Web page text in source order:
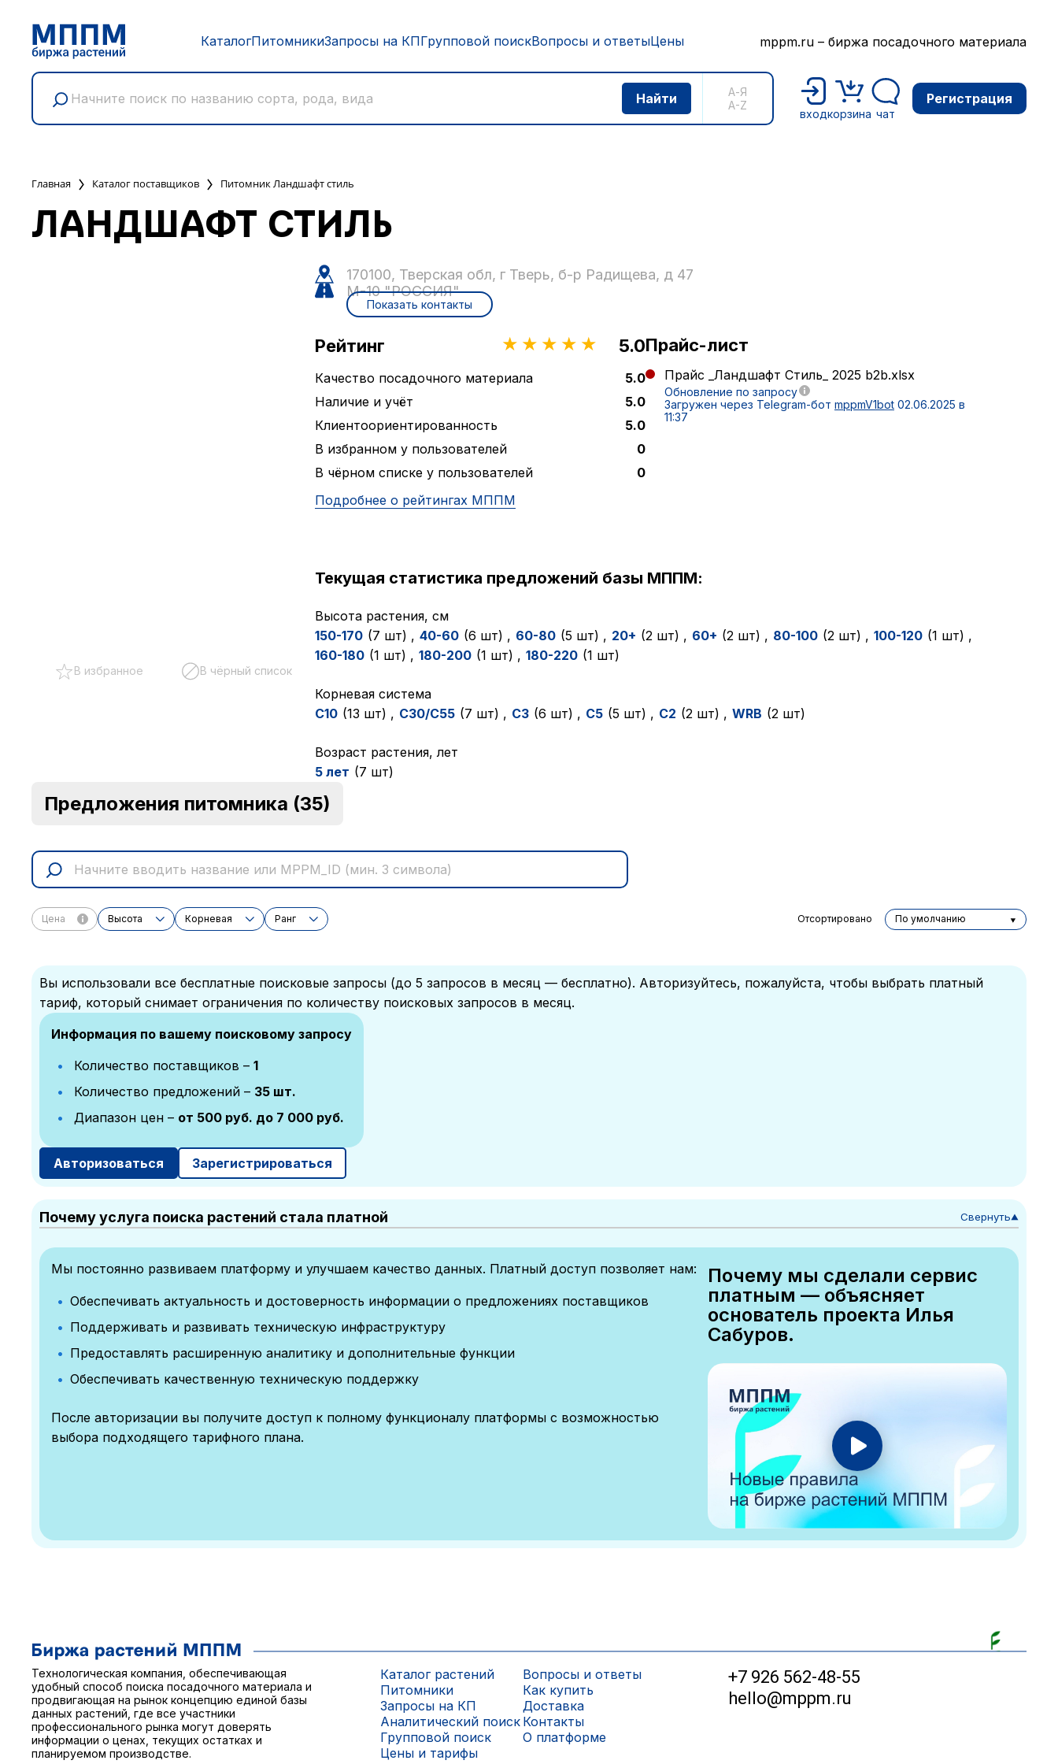
КаталогПитомникиЗапросы на КПГрупповой поискВопросы и ответыЦены mppm.ru – биржа посадочного материала
А-Я
A-Z
входкорзина чат
Регистрация
Главная Каталог поставщиков Питомник Ландшафт стиль
ЛАНДШАФТ СТИЛЬ
В избранное В чёрный список
170100, Тверская обл, г Тверь, б-р Радищева, д 47
М-10 "РОССИЯ"
Показать контакты
Рейтинг 5.0
Качество посадочного материала
5.0
Наличие и учёт
5.0
Клиентоориентированность
5.0
В избранном у пользователей
0
В чёрном списке у пользователей
0
Подробнее о рейтингах МППМ
Прайс-лист
Прайс _Ландшафт Стиль_ 2025 b2b.xlsx
Обновление по запросу
Загружен через Telegram-бот mppmV1bot 02.06.2025 в
11:37
Текущая статистика предложений базы МППМ:
Высота растения, см
150-170 (7 шт) , 40-60 (6 шт) , 60-80 (5 шт) , 20+ (2 шт) , 60+ (2 шт) , 80-100 (2 шт) , 100-120 (1 шт) ,
160-180 (1 шт) , 180-200 (1 шт) , 180-220 (1 шт)
Корневая система
C10 (13 шт) , C30/C55 (7 шт) , C3 (6 шт) , C5 (5 шт) , C2 (2 шт) , WRB (2 шт)
Возраст растения, лет
5 лет (7 шт)
Предложения питомника (35)
Цена Высота Корневая Ранг Отсортировано По умолчанию
Вы использовали все бесплатные поисковые запросы (до 5 запросов в месяц — бесплатно). Авторизуйтесь, пожалуйста, чтобы выбрать платный
тариф, который снимает ограничения по количеству поисковых запросов в месяц.
Информация по вашему поисковому запросу
Количество поставщиков – 1
Количество предложений – 35 шт.
Диапазон цен – от 500 руб. до 7 000 руб.
Авторизоваться Зарегистрироваться
Почему услуга поиска растений стала платной Свернуть▼
Мы постоянно развиваем платформу и улучшаем качество данных. Платный доступ позволяет нам:
Обеспечивать актуальность и достоверность информации о предложениях поставщиков
Поддерживать и развивать техническую инфраструктуру
Предоставлять расширенную аналитику и дополнительные функции
Обеспечивать качественную техническую поддержку
После авторизации вы получите доступ к полному функционалу платформы с возможностью
выбора подходящего тарифного плана.
Почему мы сделали сервис
платным — объясняет
основатель проекта Илья
Сабуров.
Технологическая компания, обеспечивающая
удобный способ поиска посадочного материала и
продвигающая на рынок концепцию единой базы
данных растений, где все участники
профессионального рынка могут доверять
информации о ценах, текущих остатках и
планируемом производстве.
Каталог растений
Питомники
Запросы на КП
Аналитический поиск
Групповой поиск
Цены и тарифы
Вопросы и ответы
Как купить
Доставка
Контакты
О платформе
+7 926 562-48-55
hello@mppm.ru